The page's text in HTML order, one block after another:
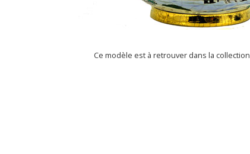
Ce modèle est à retrouver dans la collection